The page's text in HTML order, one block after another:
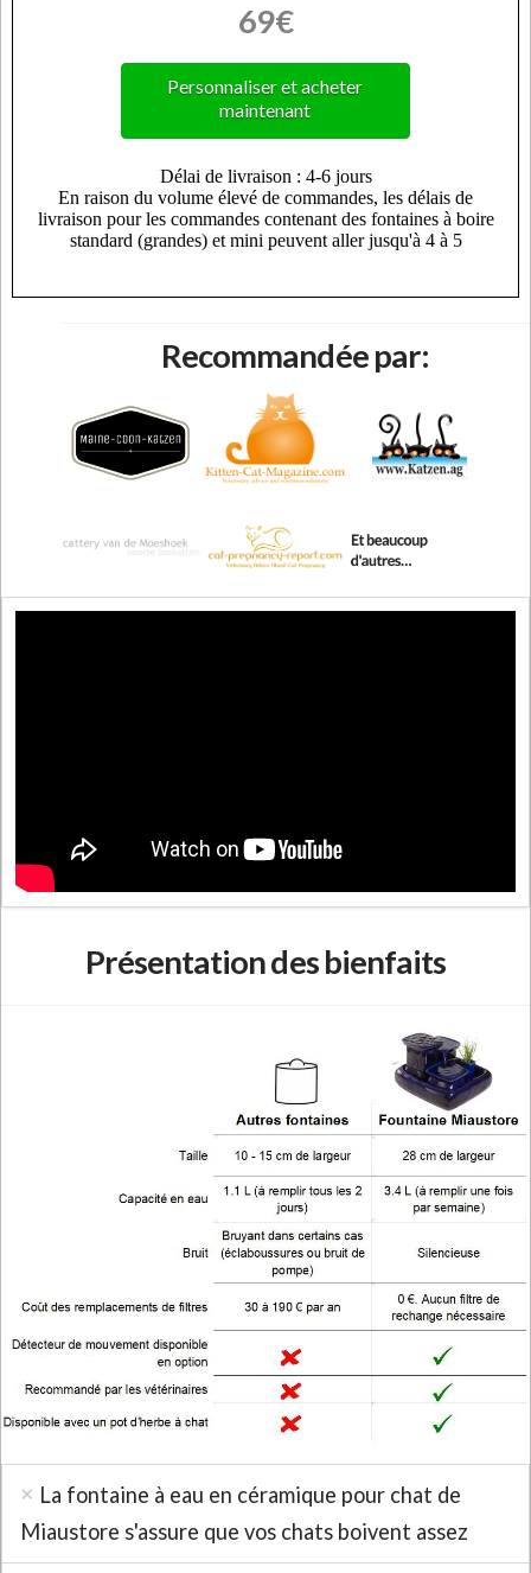
69€
Personnaliser et acheter
maintenant
Recommandée par:
Présentation des bienfaits
La fontaine à eau en céramique pour chat de
Miaustore s'assure que vos chats boivent assez